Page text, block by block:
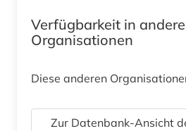
Verfügbarkeit in
Organisationen
Diese anderen
Zur Datenbank-Ansicht